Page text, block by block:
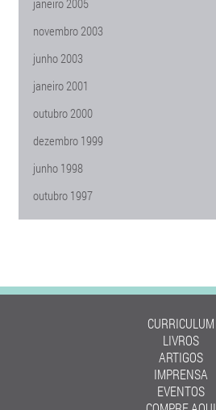
janeiro 2005
novembro 2003
junho 2003
janeiro 2001
outubro 2000
dezembro 1999
junho 1998
outubro 1997
CURRICULUM
LIVROS
ARTIGOS
IMPRENSA
EVENTOS